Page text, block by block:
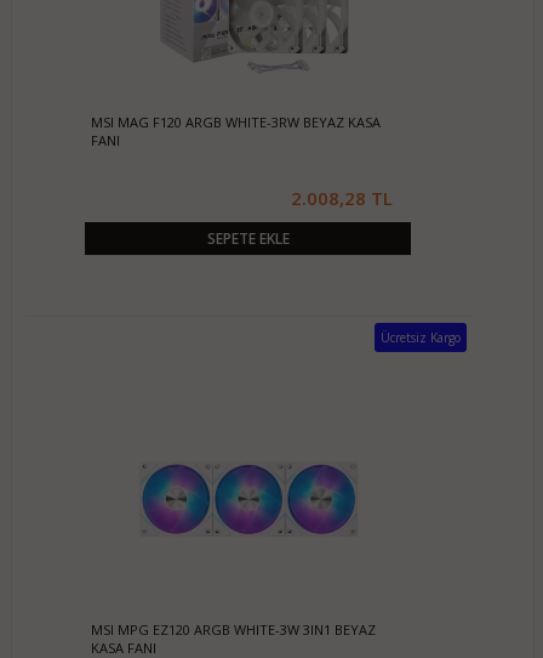
MSI MAG F120 ARGB WHITE-3RW BEYAZ KASA
FANI
2.008,28 TL
SEPETE EKLE
Ücretsiz Kargo
MSI MPG EZ120 ARGB WHITE-3W 3IN1 BEYAZ
KASA FANI